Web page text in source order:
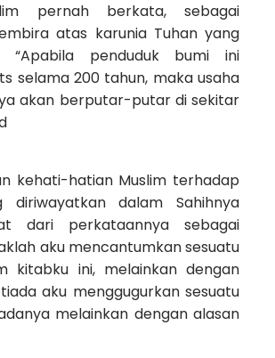
pernah berkata, sebagai
atas karunia Tuhan yang
“Apabila penduduk bumi ini
selama 200 tahun, maka usaha
akan berputar-putar di sekitar
kehati-hatian Muslim terhadap
diriwayatkan dalam Sahihnya
dari perkataannya sebagai
aku mencantumkan sesuatu
kitabku ini, melainkan dengan
aku menggugurkan sesuatu
melainkan dengan alasan